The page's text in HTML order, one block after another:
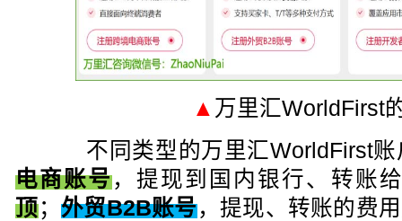
▲ 万里汇WorldFirst
不同类型的万里汇WorldFirst账
电商账号，提现到国内银行、转账
顶； 外贸B2B账号，提现、转账的费